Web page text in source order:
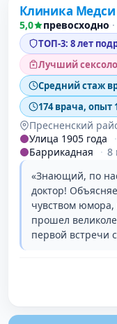
Клиника Медси
5,0 превосходно ·
ТОП-3: 8 лет
Лучший
Средний стаж
174 врача, опыт
Пресненский
Улица 1905 года
·
Баррикадная
· 8
«Знающий, по
доктор!
чувством
прошел
первой встречи